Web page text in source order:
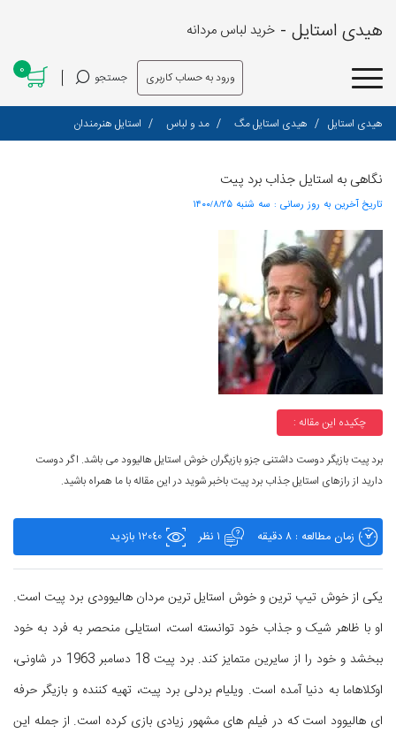
هیدی استایل - خرید لباس مردانه
ورود به حساب کاربری جستجو 0
هیدی استایل هیدی استایل مگ مد و لباس استایل هنرمندان
نگاهی به‌ استایل جذاب برد پیت
تاریخ آخرین به روز رسانی : ۱۴۰۰/۸/۲۵ سه شنبه
چکیده این مقاله :
برد پیت بازیگر دوست داشتنی جزو بازیگران خوش استایل هالیوود می باشد. اگر دوست
دارید از رازهای استایل جذاب برد پیت باخبر شوید در این مقاله با ما همراه باشید.
زمان مطالعه : 8 دقیقه 1 نظر 12040 بازدید
یکی از خوش تیپ ترین و خوش استایل ترین مردان هالیوودی برد پیت است.
او با ظاهر شیک و جذاب خود توانسته است، استایلی منحصر به فرد به خود
ببخشد و خود را از سایرین متمایز کند. برد پیت 18 دسامبر 1963 در شاونی،
اوکلاهاما به دنیا آمده است. ویلیام بردلی برد پیت، تهیه کننده و بازیگر حرفه
ای هالیوود است که در فیلم های مشهور زیادی بازی کرده است. از جمله این